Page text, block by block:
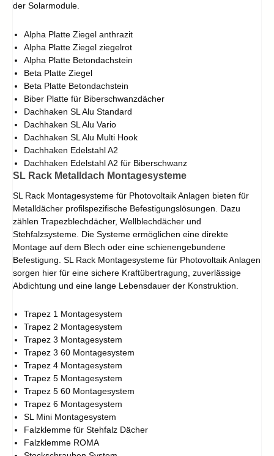
der Solarmodule.
Alpha Platte Ziegel anthrazit
Alpha Platte Ziegel ziegelrot
Alpha Platte Betondachstein
Beta Platte Ziegel
Beta Platte Betondachstein
Biber Platte für Biberschwanzdächer
Dachhaken SL Alu Standard
Dachhaken SL Alu Vario
Dachhaken SL Alu Multi Hook
Dachhaken Edelstahl A2
Dachhaken Edelstahl A2 für Biberschwanz
SL Rack Metalldach Montagesysteme
SL Rack Montagesysteme für Photovoltaik Anlagen bieten für
Metalldächer profilspezifische Befestigungslösungen. Dazu
zählen Trapezblechdächer, Wellblechdächer und
Stehfalzsysteme. Die Systeme ermöglichen eine direkte
Montage auf dem Blech oder eine schienengebundene
Befestigung. SL Rack Montagesysteme für Photovoltaik Anlagen
sorgen hier für eine sichere Kraftübertragung, zuverlässige
Abdichtung und eine lange Lebensdauer der Konstruktion.
Trapez 1 Montagesystem
Trapez 2 Montagesystem
Trapez 3 Montagesystem
Trapez 3 60 Montagesystem
Trapez 4 Montagesystem
Trapez 5 Montagesystem
Trapez 5 60 Montagesystem
Trapez 6 Montagesystem
SL Mini Montagesystem
Falzklemme für Stehfalz Dächer
Falzklemme ROMA